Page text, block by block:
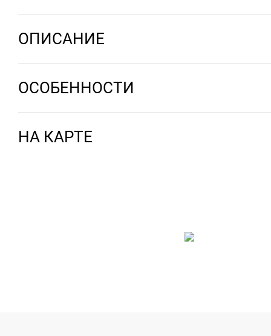
ОПИСАНИЕ
ОСОБЕННОСТИ
НА КАРТЕ